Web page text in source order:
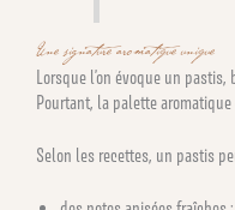
Une signature aromatique unique
Lorsque l’on évoque un
Pourtant, la palette
Selon les recettes, un pastis